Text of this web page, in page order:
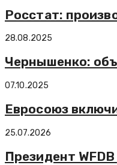
Росстат:
28.08.2025
Чернышенко:
07.10.2025
Евросоюз
25.07.2026
Президент